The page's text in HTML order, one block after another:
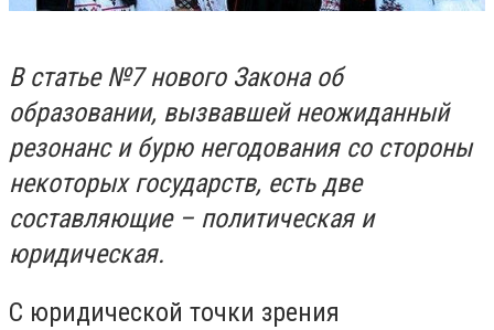
В статье №7 нового Закона об
образовании, вызвавшей неожиданный
резонанс и бурю негодования со стороны
некоторых государств, есть две
составляющие – политическая и
юридическая.
С юридической точки зрения